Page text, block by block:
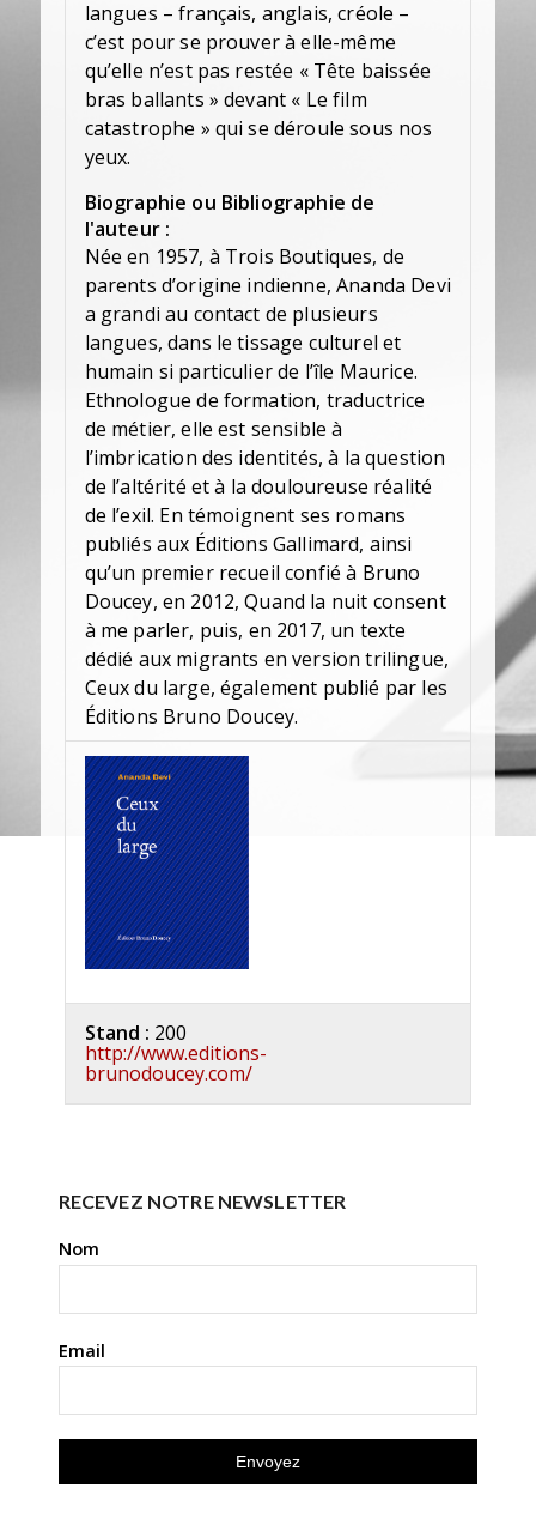
langues – français, anglais, créole –
c’est pour se prouver à elle-même
qu’elle n’est pas restée « Tête baissée
bras ballants » devant « Le film
catastrophe » qui se déroule sous nos
yeux.
Biographie ou Bibliographie de
l'auteur :
Née en 1957, à Trois Boutiques, de
parents d’origine indienne, Ananda Devi
a grandi au contact de plusieurs
langues, dans le tissage culturel et
humain si particulier de l’île Maurice.
Ethnologue de formation, traductrice
de métier, elle est sensible à
l’imbrication des identités, à la question
de l’altérité et à la douloureuse réalité
de l’exil. En témoignent ses romans
publiés aux Éditions Gallimard, ainsi
qu’un premier recueil confié à Bruno
Doucey, en 2012, Quand la nuit consent
à me parler, puis, en 2017, un texte
dédié aux migrants en version trilingue,
Ceux du large, également publié par les
Éditions Bruno Doucey.
Stand : 200
http://www.editions-
brunodoucey.com/
RECEVEZ NOTRE NEWSLETTER
Nom
Email